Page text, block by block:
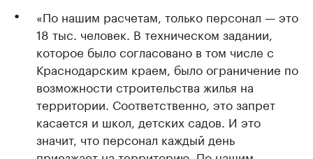
«По нашим расчетам, только персонал — это
18 тыс. человек. В техническом задании,
которое было согласовано в том числе с
Краснодарским краем, было ограничение по
возможности строительства жилья на
территории. Соответственно, это запрет
касается и школ, детских садов. И это
значит, что персонал каждый день